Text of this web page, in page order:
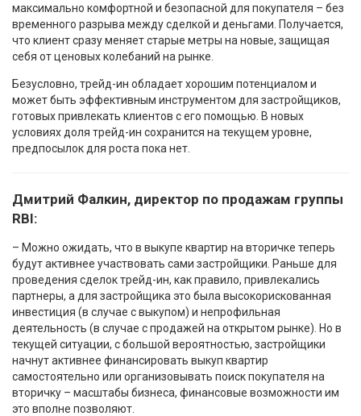
максимально комфортной и безопасной для покупателя – без
временного разрыва между сделкой и деньгами. Получается,
что клиент сразу меняет старые метры на новые, защищая
себя от ценовых колебаний на рынке.
Безусловно, трейд-ин обладает хорошим потенциалом и
может быть эффективным инструментом для застройщиков,
готовых привлекать клиентов с его помощью. В новых
условиях доля трейд-ин сохранится на текущем уровне,
предпосылок для роста пока нет.
Дмитрий Фалкин, директор по продажам группы
RBI:
– Можно ожидать, что в выкупе квартир на вторичке теперь
будут активнее участвовать сами застройщики. Раньше для
проведения сделок трейд-ин, как правило, привлекались
партнеры, а для застройщика это была высокорискованная
инвестиция (в случае с выкупом) и непрофильная
деятельность (в случае с продажей на открытом рынке). Но в
текущей ситуации, с большой вероятностью, застройщики
начнут активнее финансировать выкуп квартир
самостоятельно или организовывать поиск покупателя на
вторичку – масштабы бизнеса, финансовые возможности им
это вполне позволяют.